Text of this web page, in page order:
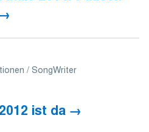
SongWriter
ist da